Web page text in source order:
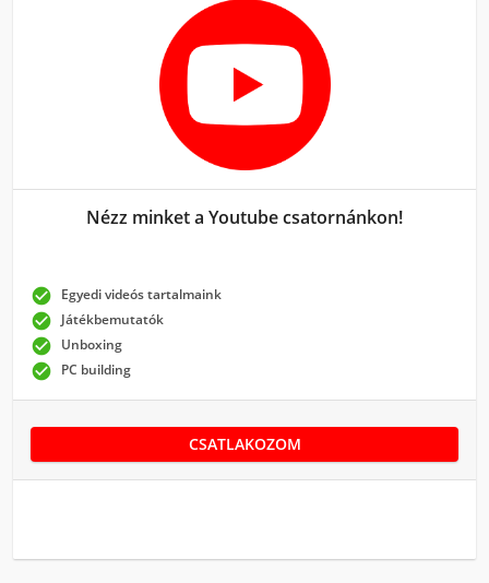
Nézz minket a Youtube csatornánkon!
 Egyedi videós tartalmaink
 Játékbemutatók
 Unboxing
 PC building
CSATLAKOZOM